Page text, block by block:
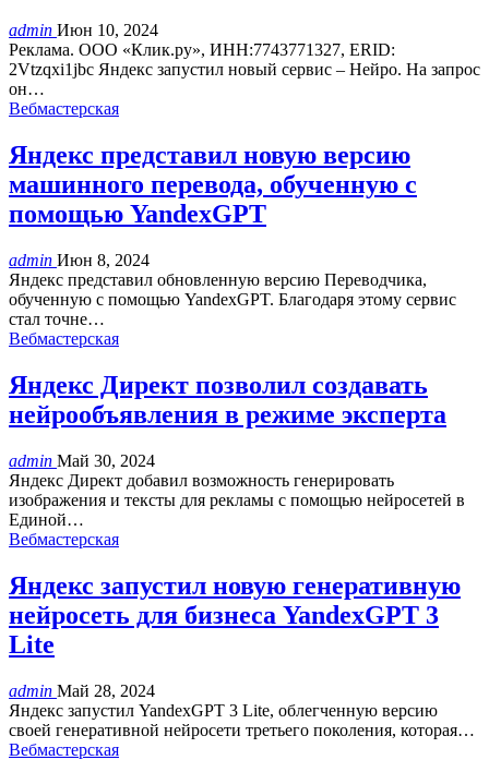
admin Июн 10, 2024
Реклама. ООО «Клик.ру», ИНН:7743771327, ERID:
2Vtzqxi1jbc Яндекс запустил новый сервис – Нейро. На запрос
он…
Вебмастерская
Яндекс представил новую версию
машинного перевода, обученную с
помощью YandexGPT
admin Июн 8, 2024
Яндекс представил обновленную версию Переводчика,
обученную с помощью YandexGPT. Благодаря этому сервис
стал точне…
Вебмастерская
Яндекс Директ позволил создавать
нейрообъявления в режиме эксперта
admin Май 30, 2024
Яндекс Директ добавил возможность генерировать
изображения и тексты для рекламы с помощью нейросетей в
Единой…
Вебмастерская
Яндекс запустил новую генеративную
нейросеть для бизнеса YandexGPT 3
Lite
admin Май 28, 2024
Яндекс запустил YandexGPT 3 Lite, облегченную версию
своей генеративной нейросети третьего поколения, которая…
Вебмастерская